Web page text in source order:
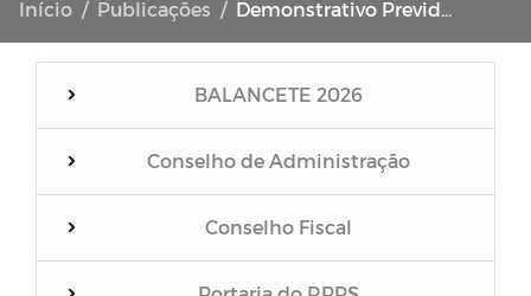
Início Publicações Demonstrativo Previdenciários DIPR
BALANCETE 2026
Conselho de Administração
Conselho Fiscal